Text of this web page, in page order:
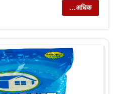
...अधिक